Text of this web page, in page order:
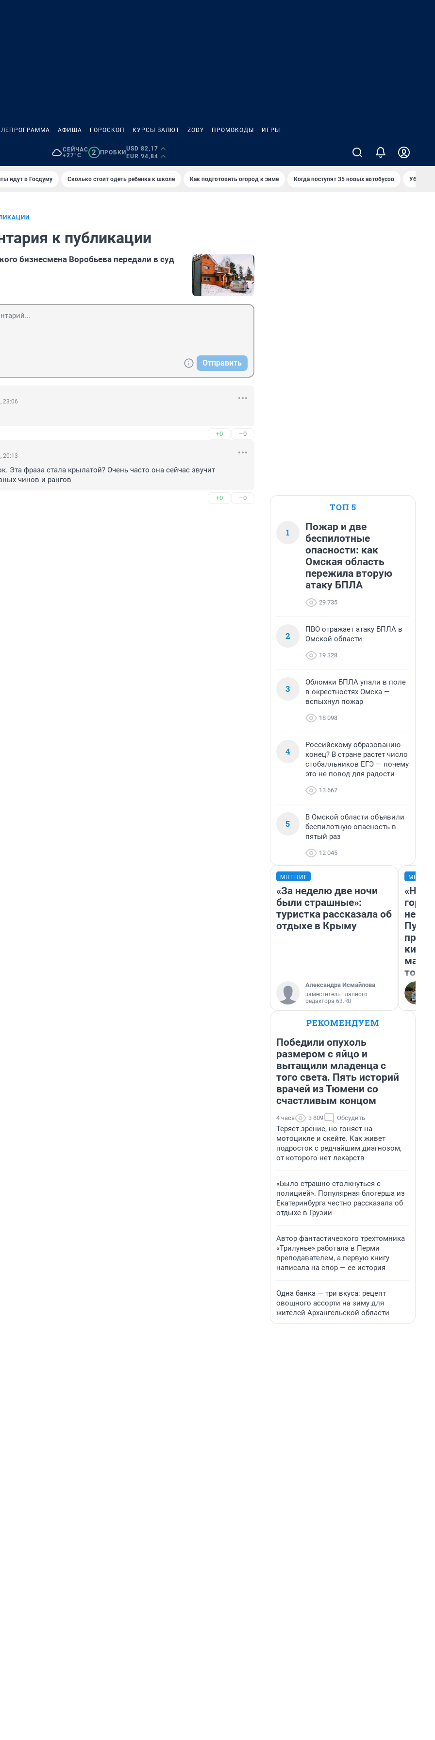
АФИША ГОРОСКОП КУРСЫ ВАЛЮТ ZODY ПРОМОКОДЫ ИГРЫ
СЕЙЧАС
+27°C
2 ПРОБКИ
USD 82,17
EUR 94,84
идут в Госдуму Сколько стоит одеть ребенка к школе Как подготовить огород к зиме Когда поступят 35 новых автобусов Убийца
к публикации
бизнесмена Воробьева передали в суд
Отправить
23:06
+0 –0
20:13
Эта фраза стала крылатой? Очень часто она сейчас звучит
чинов и рангов
+0 –0
ТОП 5
1
Пожар и две
беспилотные
опасности: как
Омская область
пережила вторую
атаку БПЛА
29 735
2
ПВО отражает атаку БПЛА в
Омской области
19 328
3
Обломки БПЛА упали в поле
в окрестностях Омска —
вспыхнул пожар
18 098
4
Российскому образованию
конец? В стране растет число
стобалльников ЕГЭ — почему
это не повод для радости
13 667
5
В Омской области объявили
беспилотную опасность в
пятый раз
12 045
МНЕНИЕ
«За неделю две ночи
были страшные»:
туристка рассказала об
отдыхе в Крыму
Александра Исмайлова
заместитель главного
редактора 63.RU
«Нет
того
РЕКОМЕНДУЕМ
Победили опухоль
размером с яйцо и
вытащили младенца с
того света. Пять историй
врачей из Тюмени со
счастливым концом
4 часа 3 809 Обсудить
Теряет зрение, но гоняет на
мотоцикле и скейте. Как живет
подросток с редчайшим диагнозом,
от которого нет лекарств
«Было страшно столкнуться с
полицией». Популярная блогерша из
Екатеринбурга честно рассказала об
отдыхе в Грузии
Автор фантастического трехтомника
«Трилунье» работала в Перми
преподавателем, а первую книгу
написала на спор — ее история
Одна банка — три вкуса: рецепт
овощного ассорти на зиму для
жителей Архангельской области